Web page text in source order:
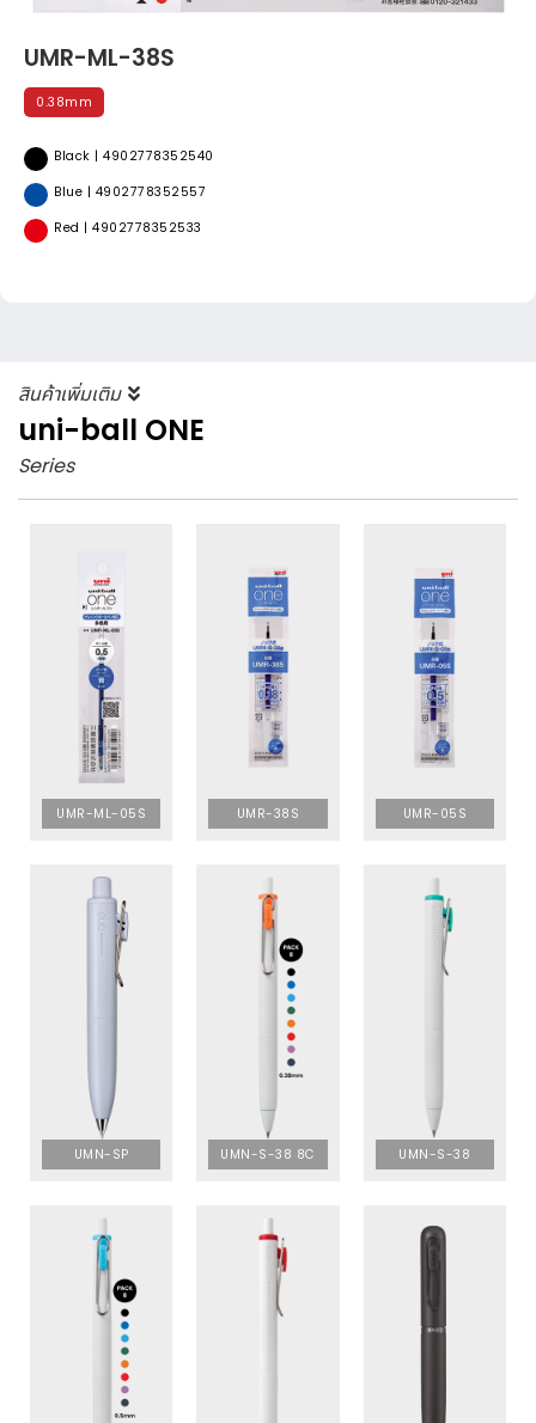
UMR-ML-38S
0.38mm
Black | 4902778352540
Blue | 4902778352557
Red | 4902778352533
สินค้าเพิ่มเติม
uni-ball ONE
Series
UMR-ML-05S UMR-38S UMR-05S
UMN-SP UMN-S-38 8C UMN-S-38